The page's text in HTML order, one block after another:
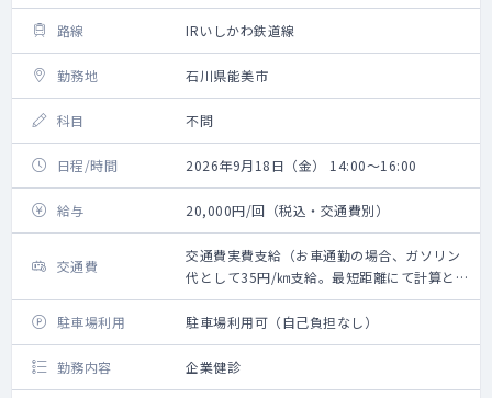
路線 IRいしかわ鉄道線
勤務地 石川県能美市
科目 不問
日程/時間 2026年9月18日（金） 14:00～16:00
給与 20,000円/回（税込・交通費別）
交通費
交通費実費支給（お車通勤の場合、ガソリン
代として35円/㎞支給。最短距離にて計算と
なります）※新幹線代・タクシー代・高速代
は支給不可
駐車場利用 駐車場利用可（自己負担なし）
勤務内容 企業健診